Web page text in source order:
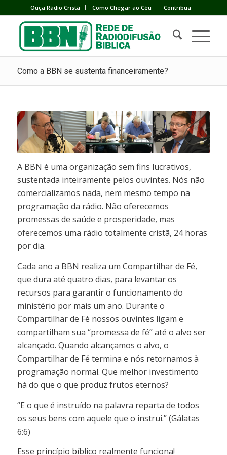
Ouça Rádio Cristã Como Chegar ao Céu Contribua
Como a BBN se sustenta financeiramente?
A BBN é uma organização sem fins lucrativos,
sustentada inteiramente pelos ouvintes. Nós não
comercializamos nada, nem mesmo tempo na
programação da rádio. Não oferecemos
promessas de saúde e prosperidade, mas
oferecemos uma rádio totalmente cristã, 24 horas
por dia.
Cada ano a BBN realiza um Compartilhar de Fé,
que dura até quatro dias, para levantar os
recursos para garantir o funcionamento do
ministério por mais um ano. Durante o
Compartilhar de Fé nossos ouvintes ligam e
compartilham sua “promessa de fé” até o alvo ser
alcançado. Quando alcançamos o alvo, o
Compartilhar de Fé termina e nós retornamos à
programação normal. Que melhor investimento
há do que o que produz frutos eternos?
“E o que é instruído na palavra reparta de todos
os seus bens com aquele que o instrui.” (Gálatas
6:6)
Esse princípio bíblico realmente funciona!